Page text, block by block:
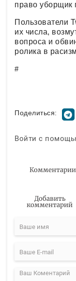
право уборщик
Пользователи
их числа,
вопроса и
ролика в
#
Поделиться:
Войти с
Комментарии
Добавить
комментарий